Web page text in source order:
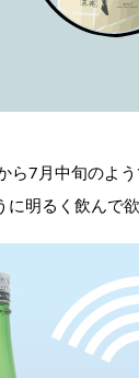
7月中旬のよう
明るく飲んで